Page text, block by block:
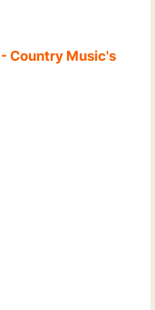
Country Music's